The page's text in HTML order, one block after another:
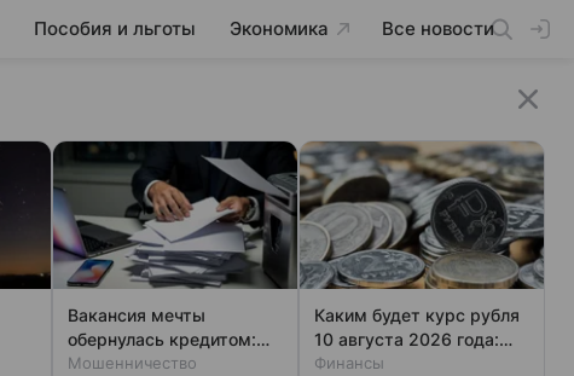
Пособия и льготы Экономика Все новости
Вакансия мечты
обернулась кредитом:
новая уловка аферистов
Мошенничество
Каким будет курс рубля
10 августа 2026 года:
прогноз эксперта
Финансы